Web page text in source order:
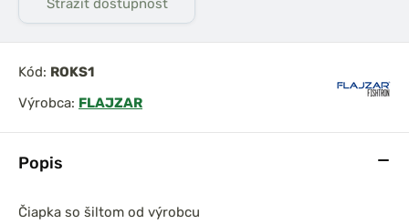
Popis
Čiapka so šiltom od výrobcu
Strážiť dostupnost
Kód: ROKS1
Výrobca: FLAJZAR